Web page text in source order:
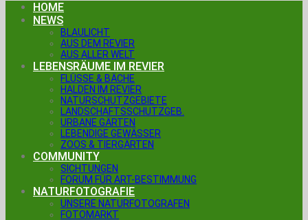
HOME
NEWS
BLAULICHT
AUS DEM REVIER
AUS ALLER WELT
LEBENSRÄUME IM REVIER
FLÜSSE & BÄCHE
HALDEN IM REVIER
NATURSCHUTZGEBIETE
LANDSCHAFTSSCHUTZGEB.
URBANE GÄRTEN
LEBENDIGE GEWÄSSER
ZOOS & TIERGÄRTEN
COMMUNITY
SICHTUNGEN
FORUM FÜR ART-BESTIMMUNG
NATURFOTOGRAFIE
UNSERE NATURFOTOGRAFEN
FOTOMARKT